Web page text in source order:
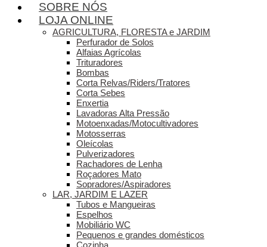
SOBRE NÓS
LOJA ONLINE
AGRICULTURA, FLORESTA e JARDIM
Perfurador de Solos
Alfaias Agrícolas
Trituradores
Bombas
Corta Relvas/Riders/Tratores
Corta Sebes
Enxertia
Lavadoras Alta Pressão
Motoenxadas/Motocultivadores
Motosserras
Oleícolas
Pulverizadores
Rachadores de Lenha
Roçadores Mato
Sopradores/Aspiradores
LAR, JARDIM E LAZER
Tubos e Mangueiras
Espelhos
Mobiliário WC
Pequenos e grandes domésticos
Cozinha